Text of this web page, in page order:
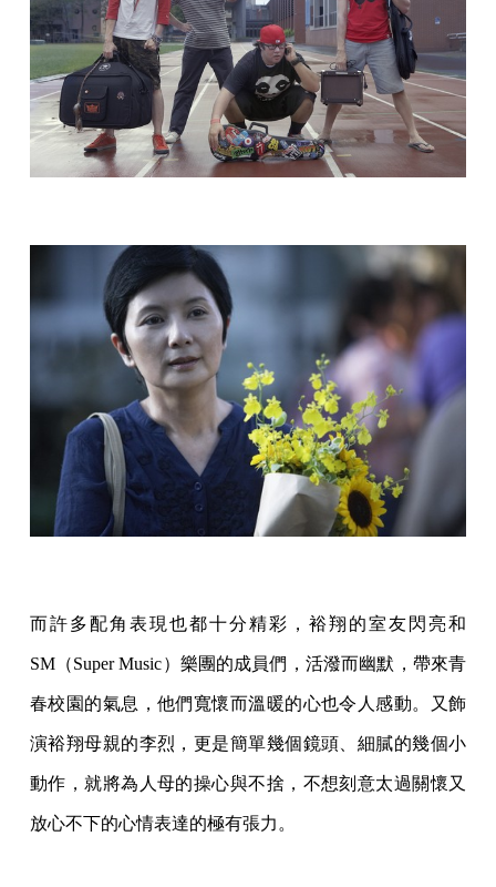
而許多配角表現也都十分精彩，裕翔的室友閃亮和
SM（Super Music）樂團的成員們，活潑而幽默，帶來青
春校園的氣息，他們寬懷而溫暖的心也令人感動。又飾
演裕翔母親的李烈，更是簡單幾個鏡頭、細膩的幾個小
動作，就將為人母的操心與不捨，不想刻意太過關懷又
放心不下的心情表達的極有張力。